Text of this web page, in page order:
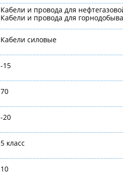
Кабели и провода для
Кабели и провода для
Кабели силовые
-15
70
-20
5 класс
10